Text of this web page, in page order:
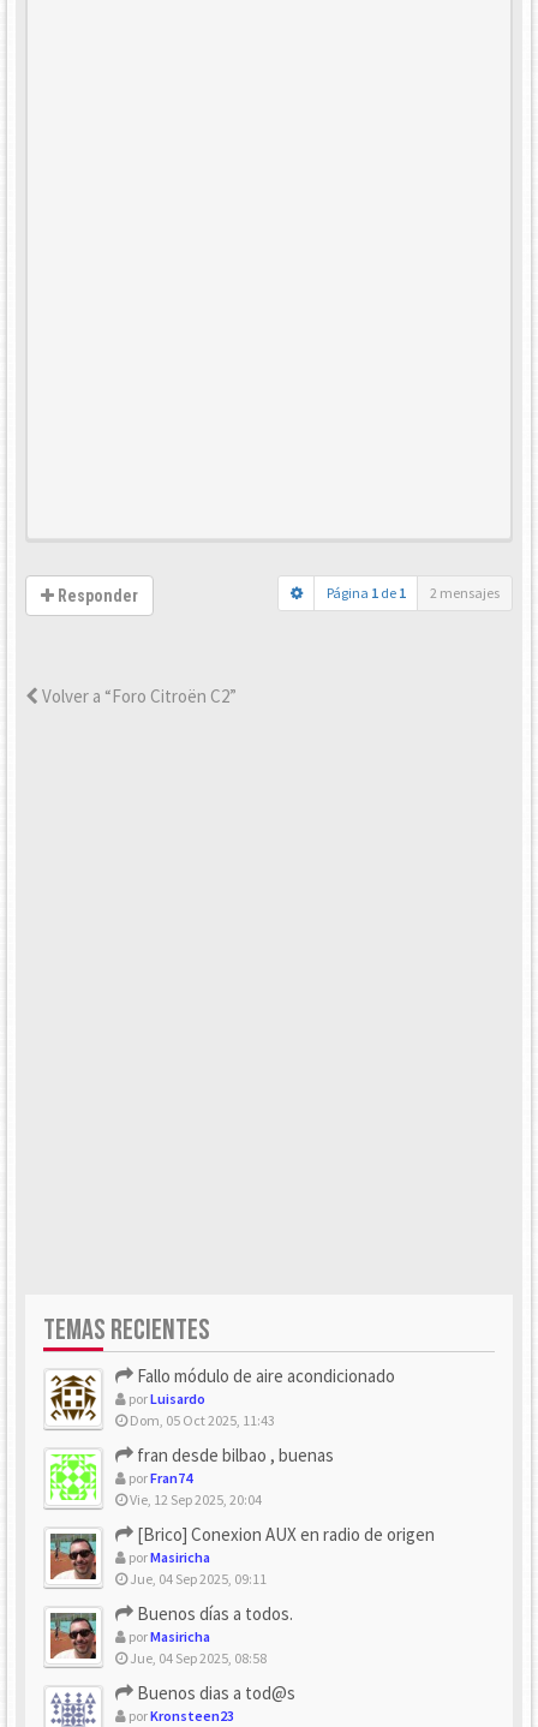
Responder Página 1 de 1 2 mensajes
Volver a “Foro Citroën C2”
TEMAS RECIENTES
Fallo módulo de aire acondicionado
porLuisardo
Dom, 05 Oct 2025, 11:43
fran desde bilbao , buenas
porFran74
Vie, 12 Sep 2025, 20:04
[Brico] Conexion AUX en radio de origen
porMasiricha
Jue, 04 Sep 2025, 09:11
Buenos días a todos.
porMasiricha
Jue, 04 Sep 2025, 08:58
Buenos dias a tod@s
porKronsteen23